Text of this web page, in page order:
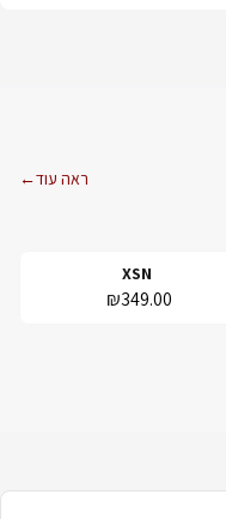
ראה עוד←
XSN
₪349.00